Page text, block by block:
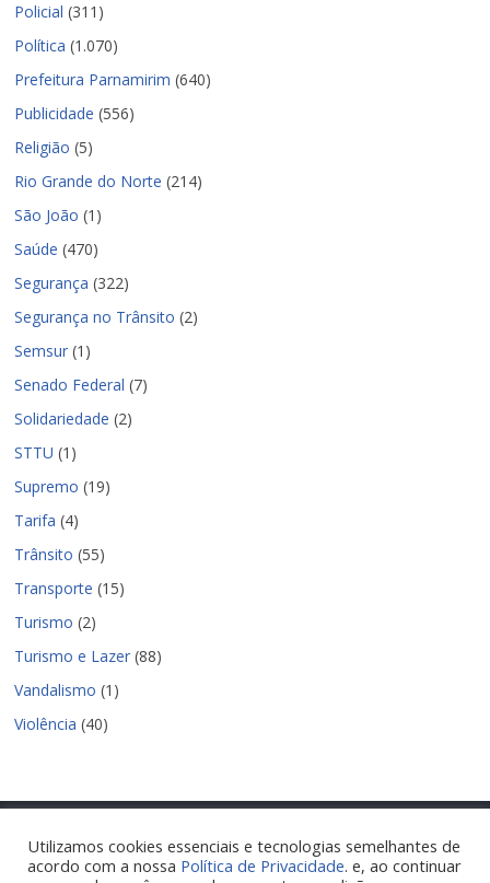
Policial (311)
Política (1.070)
Prefeitura Parnamirim (640)
Publicidade (556)
Religião (5)
Rio Grande do Norte (214)
São João (1)
Saúde (470)
Segurança (322)
Segurança no Trânsito (2)
Semsur (1)
Senado Federal (7)
Solidariedade (2)
STTU (1)
Supremo (19)
Tarifa (4)
Trânsito (55)
Transporte (15)
Turismo (2)
Turismo e Lazer (88)
Vandalismo (1)
Violência (40)
Copyright © 2026Nova Parnamirim Notícias. Todos os direitos
Utilizamos cookies essenciais e tecnologias semelhantes de
acordo com a nossa Política de Privacidade. e, ao continuar